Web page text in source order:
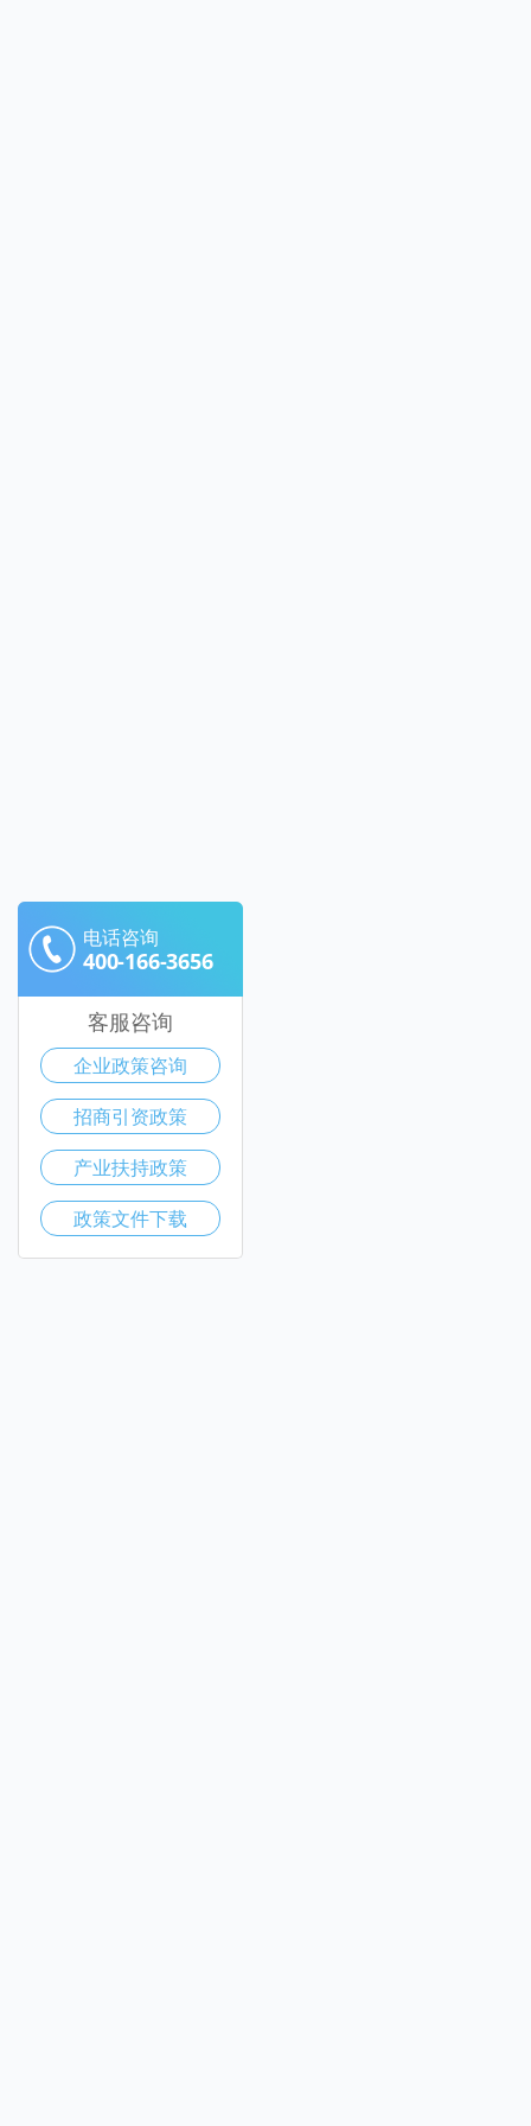
电话咨询
400-166-3656
客服咨询
企业政策咨询
招商引资政策
产业扶持政策
政策文件下载